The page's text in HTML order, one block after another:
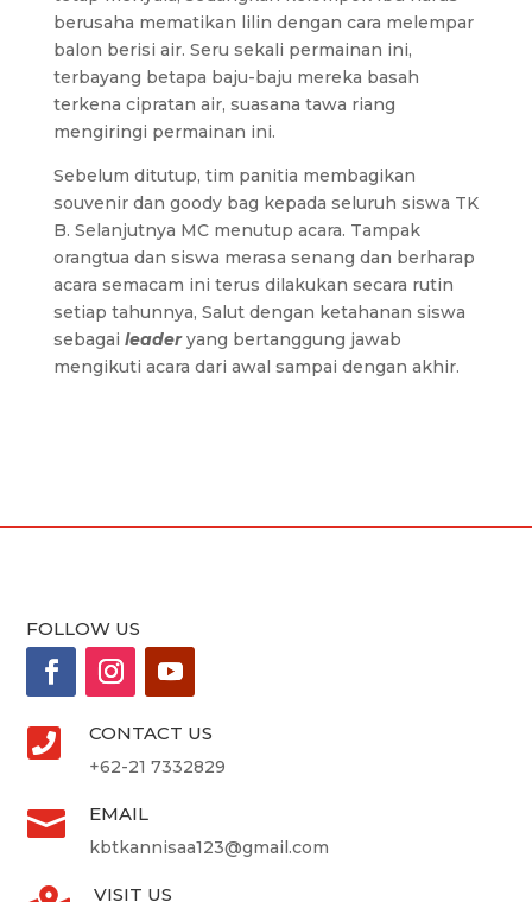
berusaha mematikan lilin dengan cara melempar
balon berisi air. Seru sekali permainan ini,
terbayang betapa baju-baju mereka basah
terkena cipratan air, suasana tawa riang
mengiringi permainan ini.
Sebelum ditutup, tim panitia membagikan
souvenir dan goody bag kepada seluruh siswa TK
B. Selanjutnya MC menutup acara. Tampak
orangtua dan siswa merasa senang dan berharap
acara semacam ini terus dilakukan secara rutin
setiap tahunnya, Salut dengan ketahanan siswa
sebagai leaderyang bertanggung jawab
mengikuti acara dari awal sampai dengan akhir.
FOLLOW US
 CONTACT US
+62-21 7332829
 EMAIL
kbtkannisaa123@gmail.com
VISIT US